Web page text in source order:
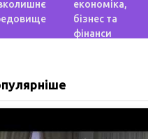
економіка,
бізнес та
фінанси